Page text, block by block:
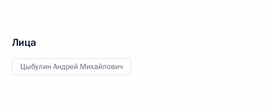
Лица
Цыбулин Андрей Михайлович